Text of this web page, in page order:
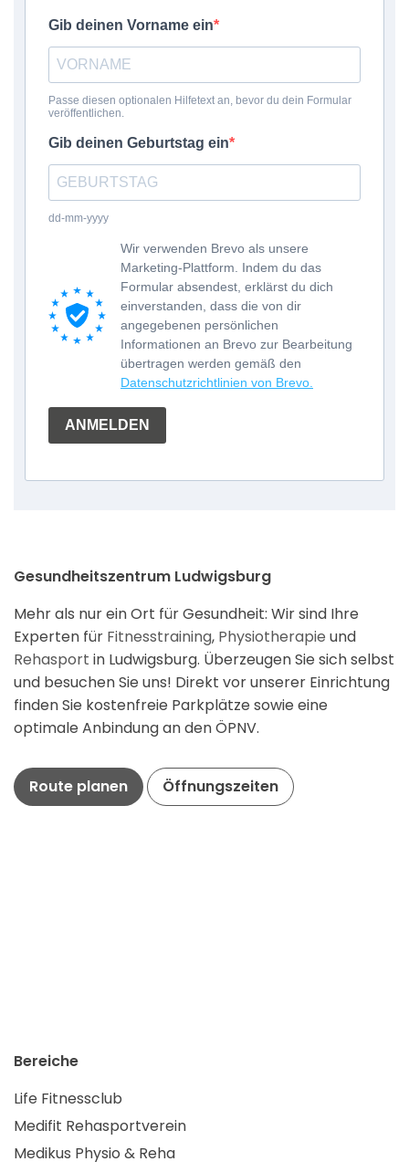
Gib deinen Vorname ein
Passe diesen optionalen Hilfetext an, bevor du dein Formular
veröffentlichen.
Gib deinen Geburtstag ein
dd-mm-yyyy
Wir verwenden Brevo als unsere
Marketing-Plattform. Indem du das
Formular absendest, erklärst du dich
einverstanden, dass die von dir
angegebenen persönlichen
Informationen an Brevo zur Bearbeitung
übertragen werden gemäß den
Datenschutzrichtlinien von Brevo.
ANMELDEN
Gesundheitszentrum Ludwigsburg
Mehr als nur ein Ort für Gesundheit: Wir sind Ihre
Experten für Fitnesstraining, Physiotherapie und
Rehasport in Ludwigsburg. Überzeugen Sie sich selbst
und besuchen Sie uns! Direkt vor unserer Einrichtung
finden Sie kostenfreie Parkplätze sowie eine
optimale Anbindung an den ÖPNV.
Route planen Öffnungszeiten
Bereiche
Life Fitnessclub
Medifit Rehasportverein
Medikus Physio & Reha